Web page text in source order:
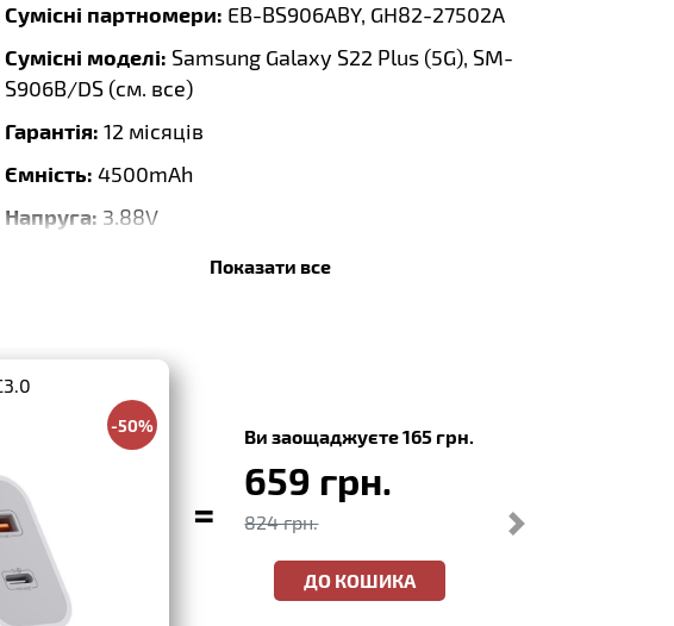
Сумісні партномери: EB-BS906ABY, GH82-27502A
Сумісні моделі: Samsung Galaxy S22 Plus (5G), SM-
S906B/DS (см. все)
Гарантія: 12 місяців
Ємність: 4500mAh
Напруга: 3.88V
17.48Wh
Бренд:
Дата випуску:07.2024
Показати все
-50%
=
Ви заощаджуєте 165 грн.
659 грн.
824 грн.
ДО КОШИКА